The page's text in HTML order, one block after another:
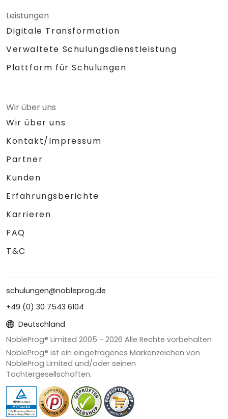
Leistungen
Digitale Transformation
Verwaltete Schulungsdienstleistung
Plattform für Schulungen
Wir über uns
Wir über uns
Kontakt/Impressum
Partner
Kunden
Erfahrungsberichte
Karrieren
FAQ
T&C
schulungen@nobleprog.de
+49 (0) 30 7543 6104
Deutschland
NobleProg® Limited 2005 - 2026 Alle Rechte vorbehalten
NobleProg® ist ein eingetragenes Markenzeichen von
NobleProg Limited und/oder seinen
Tochtergesellschaften.